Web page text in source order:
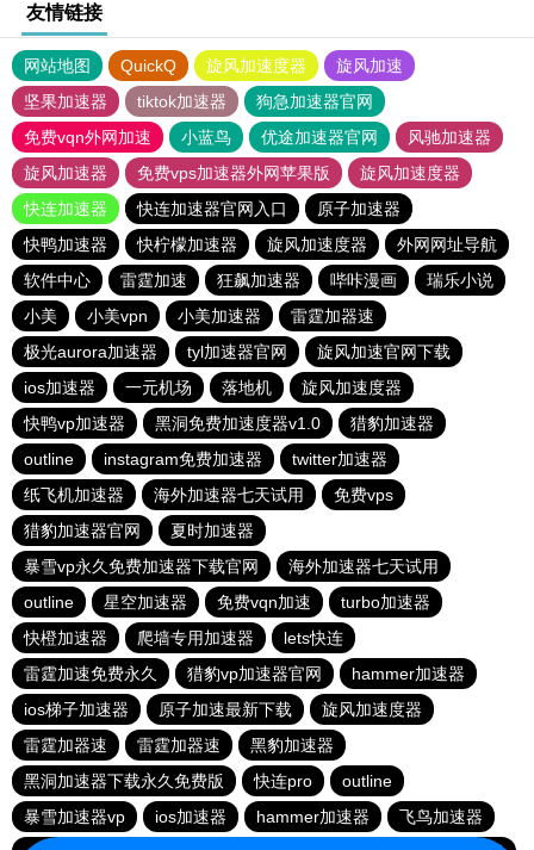
友情链接
网站地图 QuickQ 旋风加速度器
旋风加速
坚果加速器
tiktok加速器
狗急加速器官网
免费vqn外网加速
小蓝鸟 优途加速器官网
风驰加速器
旋风加速器
免费vps加速器外网苹果版
旋风加速度器
快连加速器
快连加速器官网入口
原子加速器
快鸭加速器
快柠檬加速器 旋风加速度器
外网网址导航
软件中心
雷霆加速 狂飙加速器 哔咔漫画
瑞乐小说
小美
小美vpn 小美加速器
雷霆加器速
极光aurora加速器
tyl加速器官网
旋风加速官网下载
ios加速器
一元机场 落地机
旋风加速度器
快鸭vp加速器
黑洞免费加速度器v1.0
猎豹加速器
outline
instagram免费加速器
twitter加速器
纸飞机加速器
海外加速器七天试用
免费vps
猎豹加速器官网
夏时加速器
暴雪vp永久免费加速器下载官网
海外加速器七天试用
outline
星空加速器 免费vqn加速
turbo加速器
快橙加速器
爬墙专用加速器
lets快连
雷霆加速免费永久
猎豹vp加速器官网
hammer加速器
ios梯子加速器
原子加速最新下载
旋风加速度器
雷霆加器速
雷霆加器速
黑豹加速器
黑洞加速器下载永久免费版
快连pro
outline
暴雪加速器vp
ios加速器 hammer加速器
飞鸟加速器